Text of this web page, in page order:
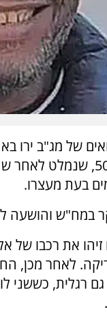
של מג"ב ירו
סעיד אל נעאמי, תושב רהט בן 50,
בעת מעצרו.
במח"ש והושעה
את רכבו של
לאחר מכן,
רגלית, כששני